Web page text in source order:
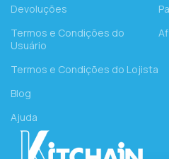
Devoluções
Termos e Condições do
Usuário
Termos e Condições do Lojista
Blog
Ajuda